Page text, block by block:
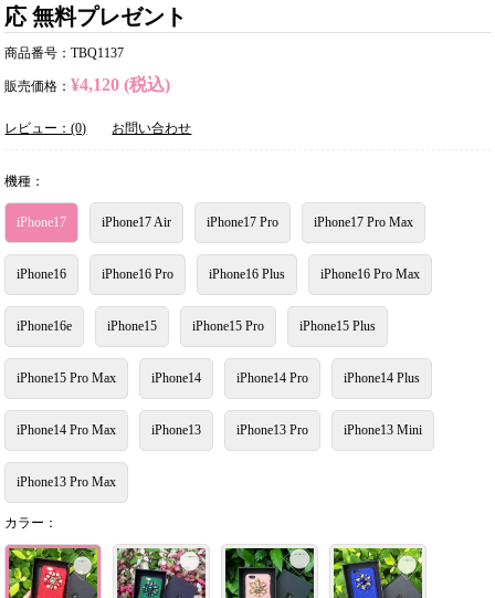
応 無料プレゼント
商品番号：TBQ1137
販売価格： ¥4,120 (税込)
レビュー：(0) お問い合わせ
機種：
iPhone17 iPhone17 Air iPhone17 Pro iPhone17 Pro Max
iPhone16 iPhone16 Pro iPhone16 Plus iPhone16 Pro Max
iPhone16e iPhone15 iPhone15 Pro iPhone15 Plus
iPhone15 Pro Max iPhone14 iPhone14 Pro iPhone14 Plus
iPhone14 Pro Max iPhone13 iPhone13 Pro iPhone13 Mini
iPhone13 Pro Max
カラー：